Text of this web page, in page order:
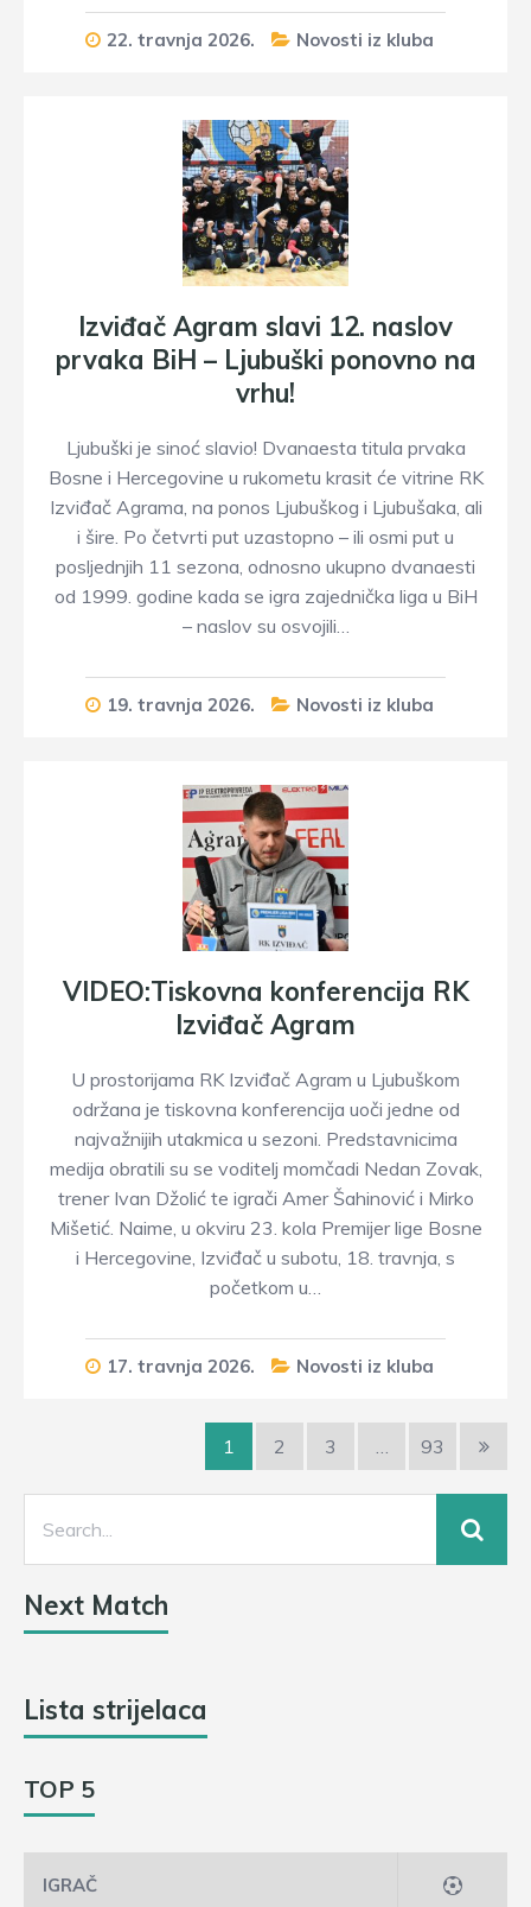
22. travnja 2026. Novosti iz kluba
Izviđač Agram slavi 12. naslov
prvaka BiH – Ljubuški ponovno na
vrhu!
Ljubuški je sinoć slavio! Dvanaesta titula prvaka
Bosne i Hercegovine u rukometu krasit će vitrine RK
Izviđač Agrama, na ponos Ljubuškog i Ljubušaka, ali
i šire. Po četvrti put uzastopno – ili osmi put u
posljednjih 11 sezona, odnosno ukupno dvanaesti
od 1999. godine kada se igra zajednička liga u BiH
– naslov su osvojili…
19. travnja 2026. Novosti iz kluba
VIDEO:Tiskovna konferencija RK
Izviđač Agram
U prostorijama RK Izviđač Agram u Ljubuškom
održana je tiskovna konferencija uoči jedne od
najvažnijih utakmica u sezoni. Predstavnicima
medija obratili su se voditelj momčadi Nedan Zovak,
trener Ivan Džolić te igrači Amer Šahinović i Mirko
Mišetić. Naime, u okviru 23. kola Premijer lige Bosne
i Hercegovine, Izviđač u subotu, 18. travnja, s
početkom u…
17. travnja 2026. Novosti iz kluba
1 2 3 … 93
Next Match
Lista strijelaca
TOP 5
IGRAČ